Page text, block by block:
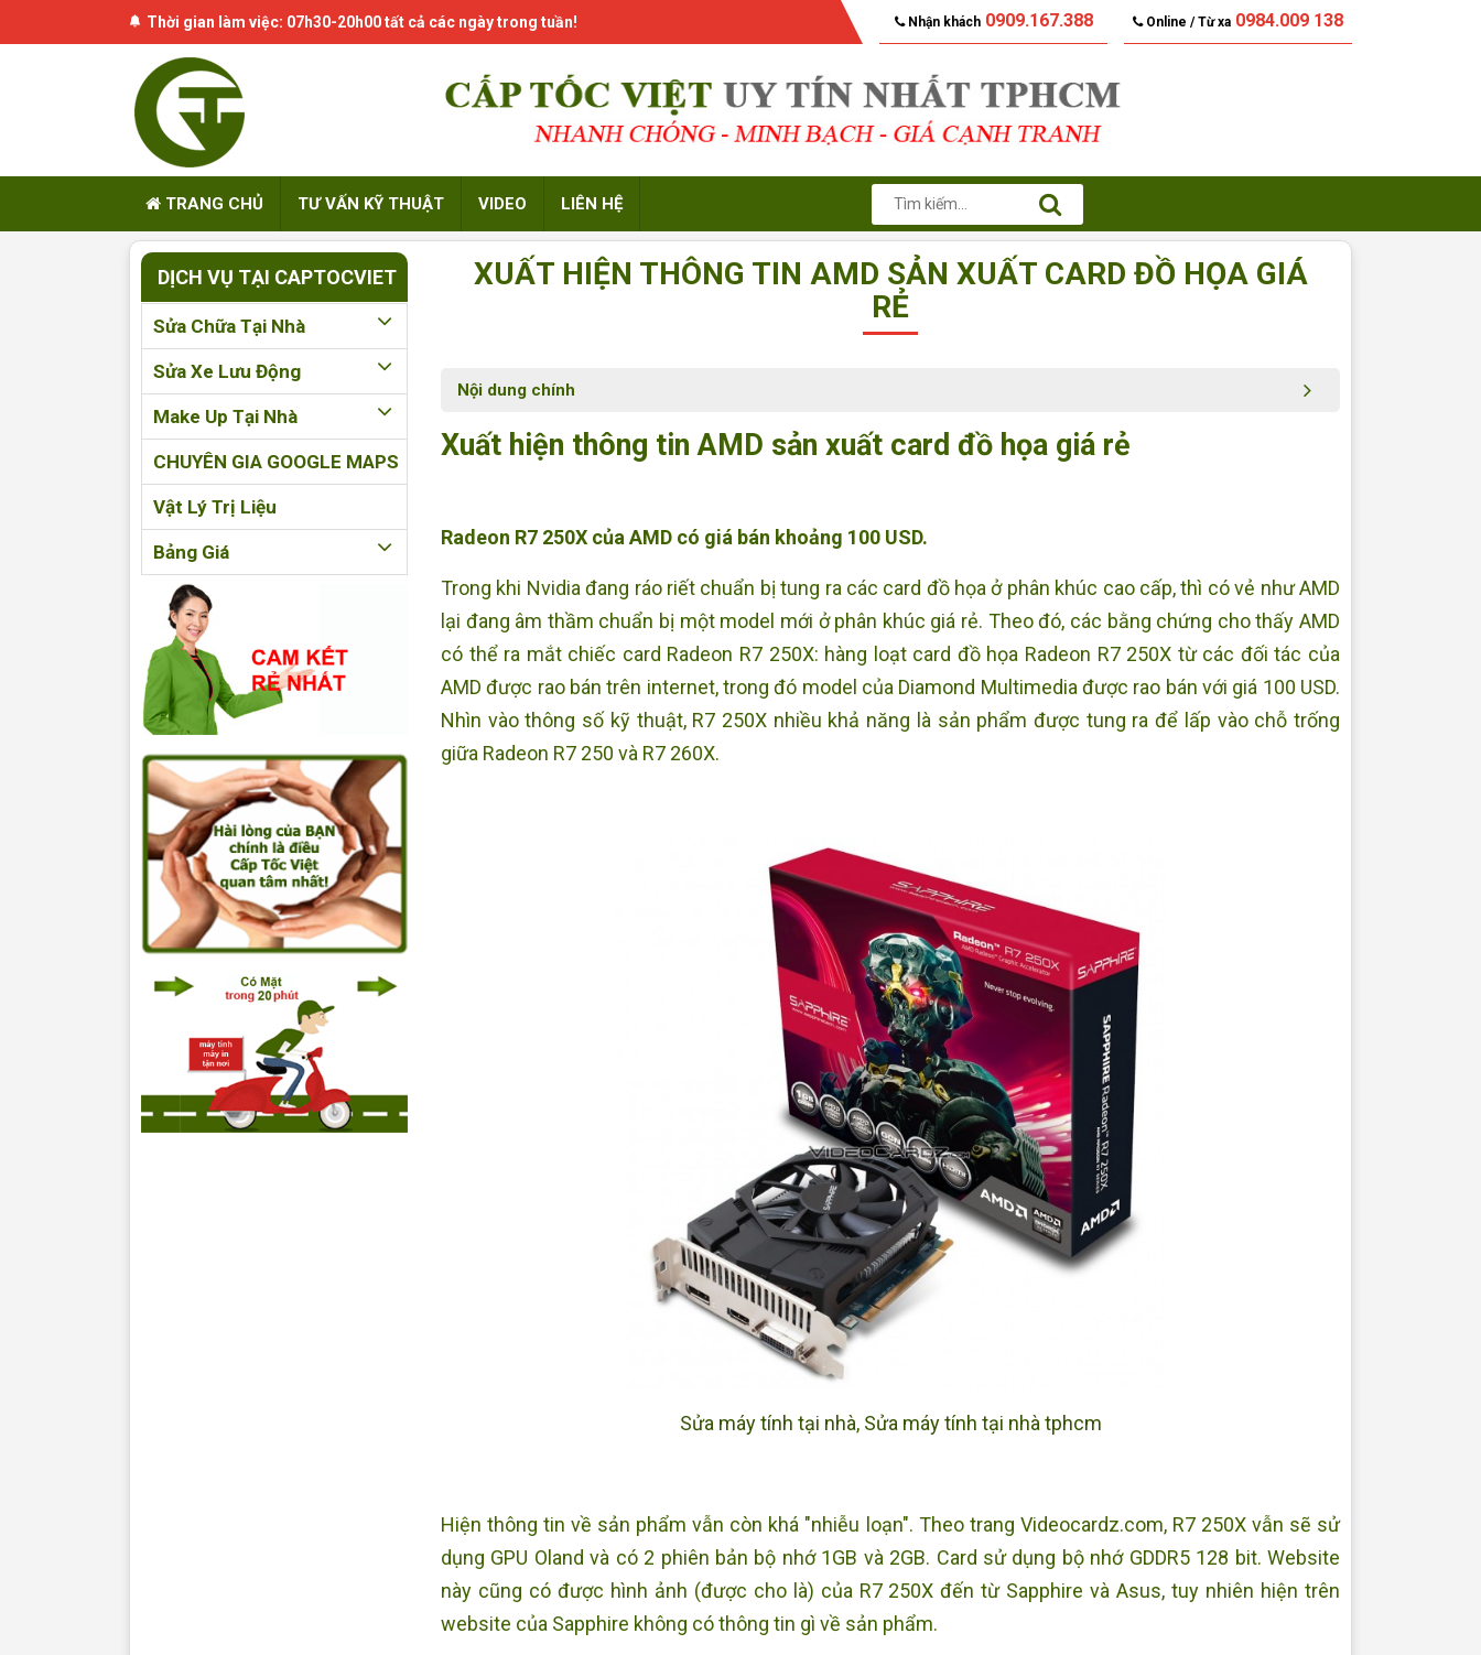
Thời gian làm việc: 07h30-20h00 tất cả các ngày trong tuần! Nhận khách0909.167.388 Online / Từ xa 0984.009 138
TRANG CHỦ TƯ VẤN KỸ THUẬT VIDEO LIÊN HỆ
DỊCH VỤ TẠI CAPTOCVIET
Sửa Chữa Tại Nhà
Sửa Xe Lưu Động
Make Up Tại Nhà
CHUYÊN GIA GOOGLE MAPS
Vật Lý Trị Liệu
Bảng Giá
XUẤT HIỆN THÔNG TIN AMD SẢN XUẤT CARD ĐỒ HỌA GIÁ
RẺ
Nội dung chính
Xuất hiện thông tin AMD sản xuất card đồ họa giá rẻ
Radeon R7 250X của AMD có giá bán khoảng 100 USD.
Trong khi Nvidia đang ráo riết chuẩn bị tung ra các card đồ họa ở phân khúc cao cấp, thì có vẻ như AMD
lại đang âm thầm chuẩn bị một model mới ở phân khúc giá rẻ. Theo đó, các bằng chứng cho thấy AMD
có thể ra mắt chiếc card Radeon R7 250X: hàng loạt card đồ họa Radeon R7 250X từ các đối tác của
AMD được rao bán trên internet, trong đó model của Diamond Multimedia được rao bán với giá 100 USD.
Nhìn vào thông số kỹ thuật, R7 250X nhiều khả năng là sản phẩm được tung ra để lấp vào chỗ trống
giữa Radeon R7 250 và R7 260X.
Sửa máy tính tại nhà, Sửa máy tính tại nhà tphcm
Hiện thông tin về sản phẩm vẫn còn khá "nhiễu loạn". Theo trang Videocardz.com, R7 250X vẫn sẽ sử
dụng GPU Oland và có 2 phiên bản bộ nhớ 1GB và 2GB. Card sử dụng bộ nhớ GDDR5 128 bit. Website
này cũng có được hình ảnh (được cho là) của R7 250X đến từ Sapphire và Asus, tuy nhiên hiện trên
website của Sapphire không có thông tin gì về sản phẩm.